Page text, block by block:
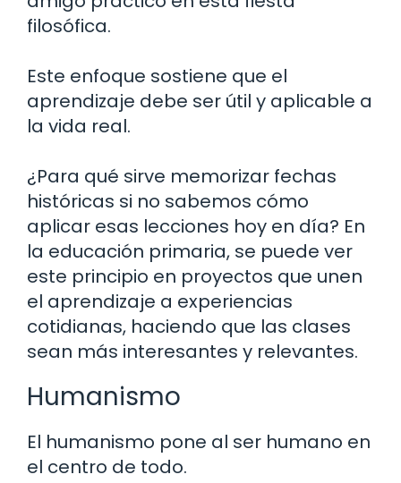
filosófica.
Este enfoque sostiene que el
aprendizaje debe ser útil y aplicable a
la vida real.
¿Para qué sirve memorizar fechas
históricas si no sabemos cómo
aplicar esas lecciones hoy en día? En
la educación primaria, se puede ver
este principio en proyectos que unen
el aprendizaje a experiencias
cotidianas, haciendo que las clases
sean más interesantes y relevantes.
Humanismo
El humanismo pone al ser humano en
el centro de todo.